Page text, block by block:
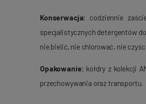
Konserwacja: codziennie
specjalistycznych detergentów
nie bielić, nie chlorować, nie
Opakowanie: kołdry z kolekcji
przechowywania oraz transportu.